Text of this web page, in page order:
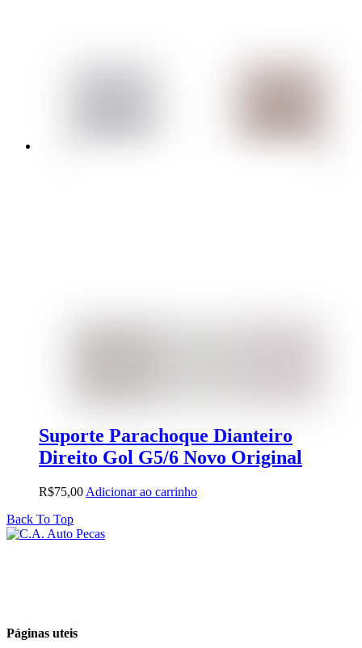
Suporte Parachoque Dianteiro
Direito Gol G5/6 Novo Original
R$75,00 Adicionar ao carrinho
Back To Top
Páginas uteis